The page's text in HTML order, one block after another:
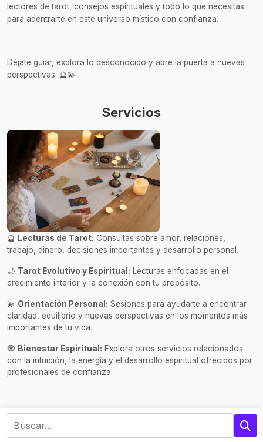
lectores de tarot, consejos espirituales y todo lo que necesitas
para adentrarte en este universo místico con confianza.
Déjate guiar, explora lo desconocido y abre la puerta a nuevas
perspectivas. 🔮💫
Servicios
🔮 Lecturas de Tarot: Consultas sobre amor, relaciones,
trabajo, dinero, decisiones importantes y desarrollo personal.
🌙 Tarot Evolutivo y Espiritual: Lecturas enfocadas en el
crecimiento interior y la conexión con tu propósito.
💫 Orientación Personal: Sesiones para ayudarte a encontrar
claridad, equilibrio y nuevas perspectivas en los momentos más
importantes de tu vida.
🧿 Bienestar Espiritual: Explora otros servicios relacionados
con la intuición, la energía y el desarrollo espiritual ofrecidos por
profesionales de confianza.